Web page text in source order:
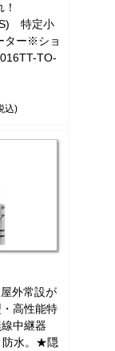
特定小
ター※ショ
TO-
込)
外常設が
高性能特
中継器
防水。★隠